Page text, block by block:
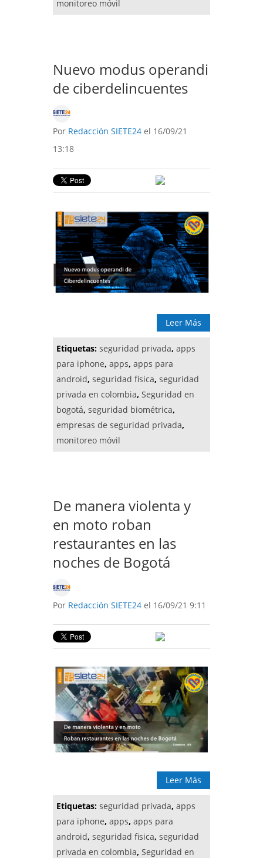
monitoreo móvil
Nuevo modus operandi
de ciberdelincuentes
Por Redacción SIETE24 el 16/09/21
13:18
Leer Más
Etiquetas: seguridad privada, apps
para iphone, apps, apps para
android, seguridad fisica, seguridad
privada en colombia, Seguridad en
bogotá, seguridad biométrica,
empresas de seguridad privada,
monitoreo móvil
De manera violenta y
en moto roban
restaurantes en las
noches de Bogotá
Por Redacción SIETE24 el 16/09/21 9:11
Leer Más
Etiquetas: seguridad privada, apps
para iphone, apps, apps para
android, seguridad fisica, seguridad
privada en colombia, Seguridad en